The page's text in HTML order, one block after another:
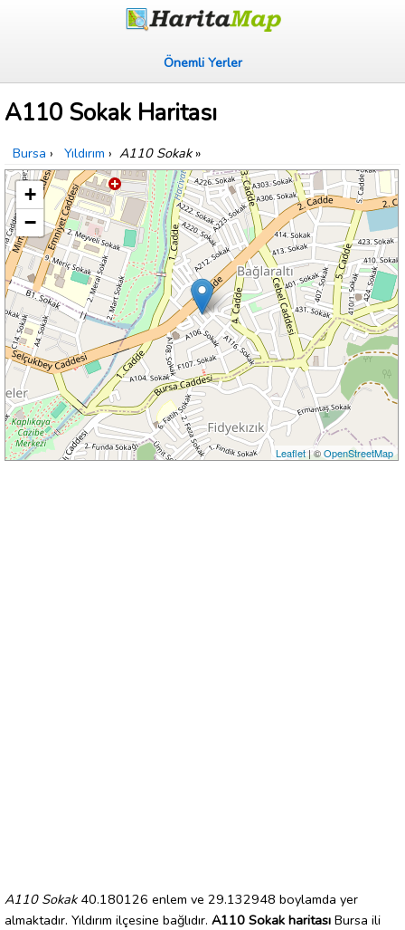
Önemli Yerler
A110 Sokak Haritası
Bursa › Yıldırım › A110 Sokak»
+
−
Leaflet| ©OpenStreetMap
A110 Sokak40.180126 enlem ve 29.132948 boylamda yer
almaktadır. Yıldırım ilçesine bağlıdır. A110 Sokak haritası Bursa ili